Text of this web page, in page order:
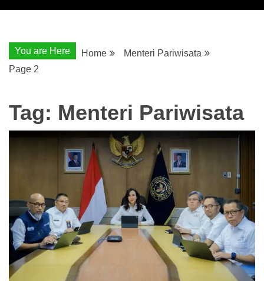
You are Here Home
Menteri Pariwisata
Page 2
Tag: Menteri Pariwisata